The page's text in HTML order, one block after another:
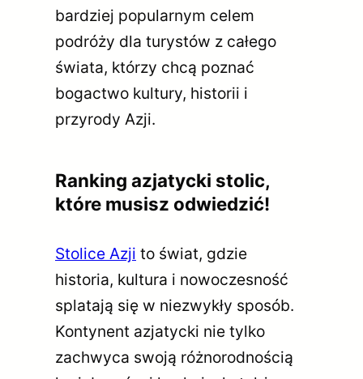
bardziej popularnym celem
podróży dla turystów z całego
świata, którzy chcą poznać
bogactwo kultury, historii i
przyrody Azji.
Ranking azjatycki stolic,
które musisz odwiedzić!
Stolice Azji to świat, gdzie
historia, kultura i nowoczesność
splatają się w niezwykły sposób.
Kontynent azjatycki nie tylko
zachwyca swoją różnorodnością